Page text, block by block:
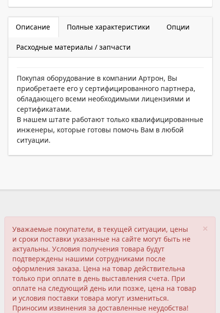
Описание Полные характеристики Опции
Расходные материалы / запчасти
Покупая оборудование в компании Артрон, Вы
приобретаете его у сертифицированного партнера,
обладающего всеми необходимыми лицензиями и
сертификатами.
В нашем штате работают только квалифицированные
инженеры, которые готовы помочь Вам в любой
ситуации.
×
Уважаемые покупатели, в текущей ситуации, цены
и сроки поставки указанные на сайте могут быть не
актуальны. Условия получения товара будут
подтверждены нашими сотрудниками после
оформления заказа. Цена на товар действительна
только при оплате в день выставления счета. При
оплате на следующий день или позже, цена на товар
и условия поставки товара могут измениться.
Приносим извинения за доставленные неудобства!